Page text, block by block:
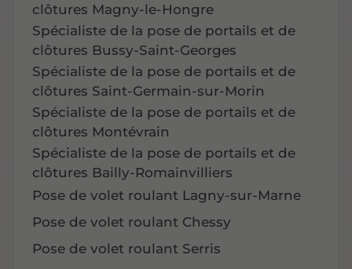
clôtures Magny-le-Hongre
Spécialiste de la pose de portails et de
clôtures Bussy-Saint-Georges
Spécialiste de la pose de portails et de
clôtures Saint-Germain-sur-Morin
Spécialiste de la pose de portails et de
clôtures Montévrain
Spécialiste de la pose de portails et de
clôtures Bailly-Romainvilliers
Pose de volet roulant Lagny-sur-Marne
Pose de volet roulant Chessy
Pose de volet roulant Serris